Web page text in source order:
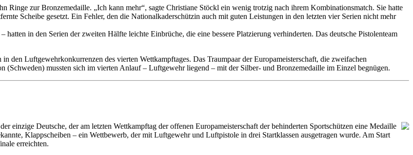
Ringe zur Bronzemedaille. „Ich kann mehr“, sagte Christiane Stöckl ein wenig trotzig nach ihrem Kombinationsmatch. Sie hatte
Scheibe gesetzt. Ein Fehler, den die Nationalkaderschützin auch mit guten Leistungen in den letzten vier Serien nicht mehr
in den Serien der zweiten Hälfte leichte Einbrüche, die eine bessere Platzierung verhinderten. Das deutsche Pistolenteam
den Luftgewehrkonkurrenzen des vierten Wettkampftages. Das Traumpaar der Europameisterschaft, die zweifachen
(Schweden) mussten sich im vierten Anlauf – Luftgewehr liegend – mit der Silber- und Bronzemedaille im Einzel begnügen.
einzige Deutsche, der am letzten Wettkampftag der offenen Europameisterschaft der behinderten Sportschützen eine Medaille
Klappscheiben – ein Wettbewerb, der mit Luftgewehr und Luftpistole in drei Startklassen ausgetragen wurde. Am Start
erreichten.